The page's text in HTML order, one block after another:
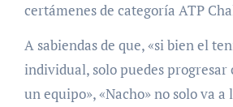
certámenes de categoría ATP
A sabiendas de que, «si bien el
individual, solo puedes progresar
un equipo», «Nacho» no solo va a